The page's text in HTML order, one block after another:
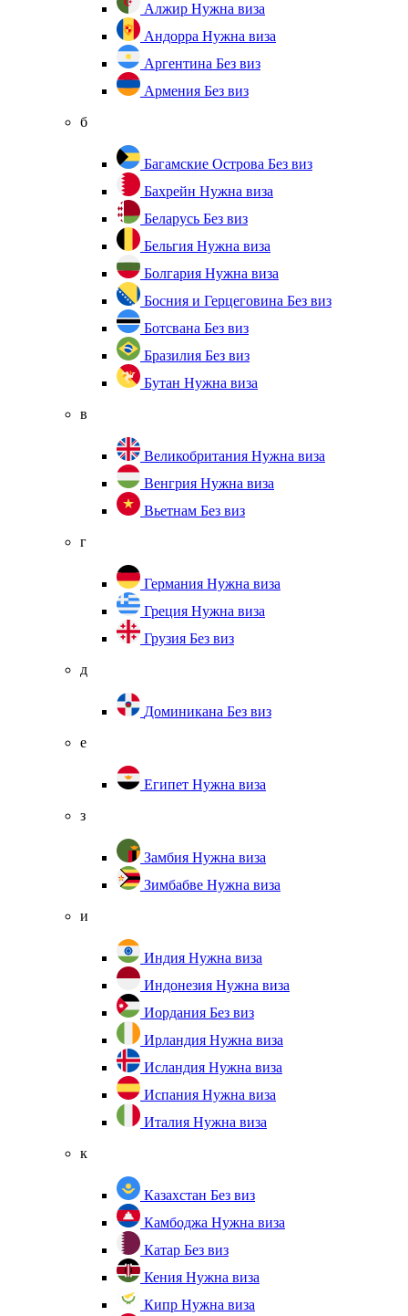
Алжир Нужна виза
Андорра Нужна виза
Аргентина Без виз
Армения Без виз
б
Багамские Острова Без виз
Бахрейн Нужна виза
Беларусь Без виз
Бельгия Нужна виза
Болгария Нужна виза
Босния и Герцеговина Без виз
Ботсвана Без виз
Бразилия Без виз
Бутан Нужна виза
в
Великобритания Нужна виза
Венгрия Нужна виза
Вьетнам Без виз
г
Германия Нужна виза
Греция Нужна виза
Грузия Без виз
д
Доминикана Без виз
е
Египет Нужна виза
з
Замбия Нужна виза
Зимбабве Нужна виза
и
Индия Нужна виза
Индонезия Нужна виза
Иордания Без виз
Ирландия Нужна виза
Исландия Нужна виза
Испания Нужна виза
Италия Нужна виза
к
Казахстан Без виз
Камбоджа Нужна виза
Катар Без виз
Кения Нужна виза
Кипр Нужна виза